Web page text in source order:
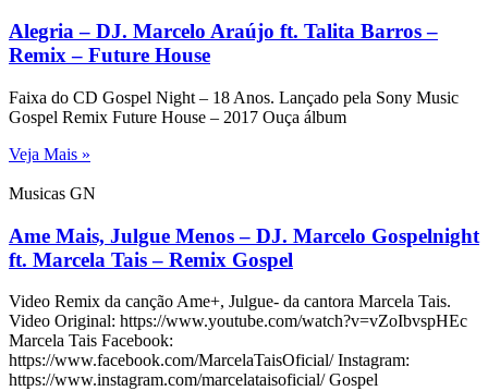
Alegria – DJ. Marcelo Araújo ft. Talita Barros –
Remix – Future House
Faixa do CD Gospel Night – 18 Anos. Lançado pela Sony Music
Gospel Remix Future House – 2017 Ouça álbum
Veja Mais »
Musicas GN
Ame Mais, Julgue Menos – DJ. Marcelo Gospelnight
ft. Marcela Tais – Remix Gospel
Video Remix da canção Ame+, Julgue- da cantora Marcela Tais.
Video Original: https://www.youtube.com/watch?v=vZoIbvspHEc
Marcela Tais Facebook:
https://www.facebook.com/MarcelaTaisOficial/ Instagram:
https://www.instagram.com/marcelataisoficial/ Gospel